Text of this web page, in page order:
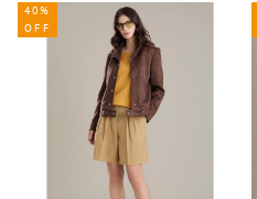
40%
OFF